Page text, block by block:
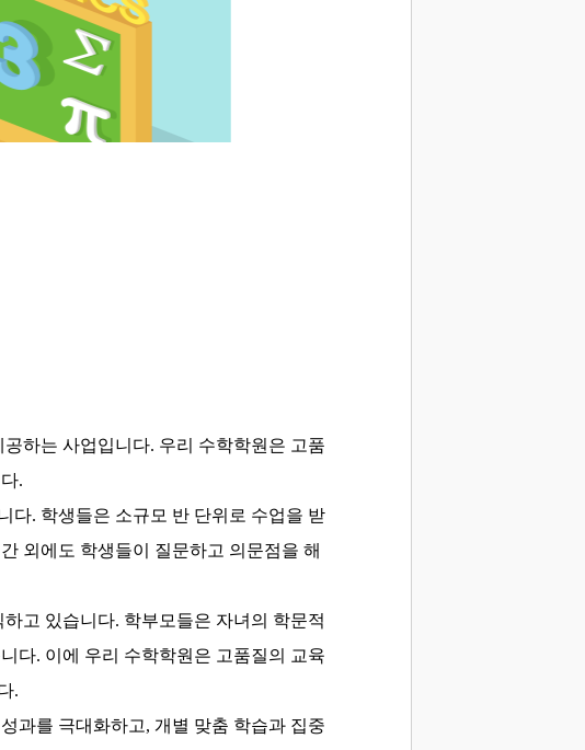
하는 사업입니다. 우리 수학학원은 고품
.
다. 학생들은 소규모 반 단위로 수업을 받
외에도 학생들이 질문하고 의문점을 해
고 있습니다. 학부모들은 자녀의 학문적
다. 이에 우리 수학학원은 고품질의 교육
.
과를 극대화하고, 개별 맞춤 학습과 집중